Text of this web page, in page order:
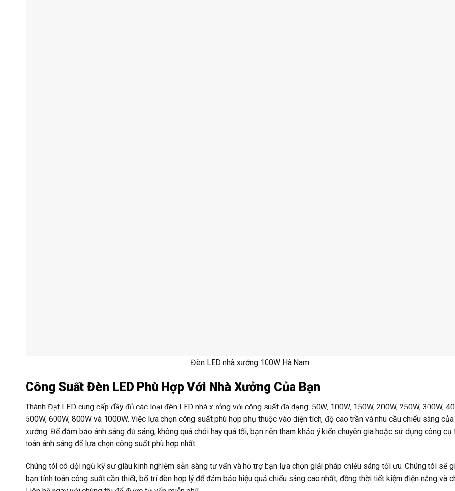
Đèn LED nhà xưởng 100W Hà Nam
Công Suất Đèn LED Phù Hợp Với Nhà Xưởng Của Bạn
Thành Đạt LED cung cấp đầy đủ các loại đèn LED nhà xưởng với công suất đa dạng: 50W, 100W, 150W, 200W, 250W, 300W,
500W, 600W, 800W và 1000W. Việc lựa chọn công suất phù hợp phụ thuộc vào diện tích, độ cao trần và nhu cầu chiếu sáng của
xưởng. Để đảm bảo ánh sáng đủ sáng, không quá chói hay quá tối, bạn nên tham khảo ý kiến chuyên gia hoặc sử dụng công cụ
toán ánh sáng để lựa chọn công suất phù hợp nhất.
Chúng tôi có đội ngũ kỹ sư giàu kinh nghiệm sẵn sàng tư vấn và hỗ trợ bạn lựa chọn giải pháp chiếu sáng tối ưu. Chúng tôi sẽ
bạn tính toán công suất cần thiết, bố trí đèn hợp lý để đảm bảo hiệu quả chiếu sáng cao nhất, đồng thời tiết kiệm điện năng và